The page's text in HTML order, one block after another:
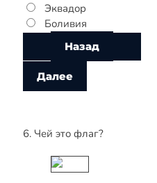
Эквадор
Боливия
6. Чей это флаг?